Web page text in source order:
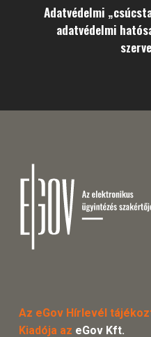
Adatvédelmi
adatvédelmi
Az eGov Hírlevél
Kiadója az eGov Kft.